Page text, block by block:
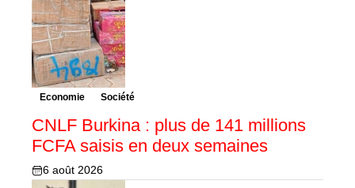
Economie Société
CNLF Burkina : plus de 141 millions
FCFA saisis en deux semaines
6 août 2026